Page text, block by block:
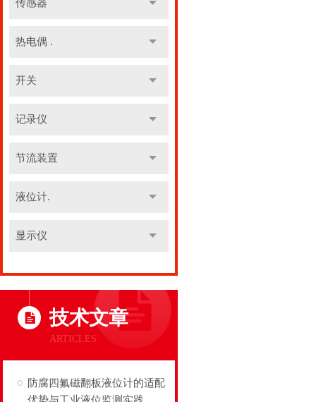
传感器
热电偶 .
开关
记录仪
节流装置
液位计.
显示仪
技术文章
ARTICLES
防腐四氟磁翻板液位计的适配